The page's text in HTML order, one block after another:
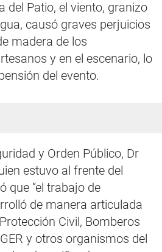
del Patio, el viento, granizo
causó graves perjuicios
madera de los
y en el escenario, lo
del evento.
y Orden Público, Dr
estuvo al frente del
que “el trabajo de
de manera articulada
Civil, Bomberos
y otros organismos del